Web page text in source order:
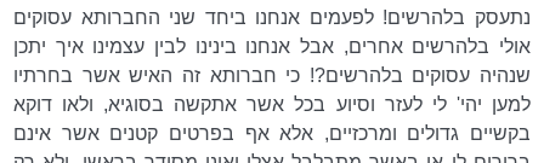
נתעסק בלהרשים! לפעמים אנחנו ביחד שני החברותא עסוקים
אולי בלהרשים אחרים, אבל אנחנו בינינו לבין עצמינו איך יתכן
שנהיה עסוקים בלהרשים?! כי חברותא זה האיש אשר בחרתיו
למען יהי' לי לעזר וסיוע בכל אשר אתקשה בסוגיא, ולאו דוקא
בקשיים גדולים ומרכזיים, אלא אף בפרטים קטנים אשר אינם